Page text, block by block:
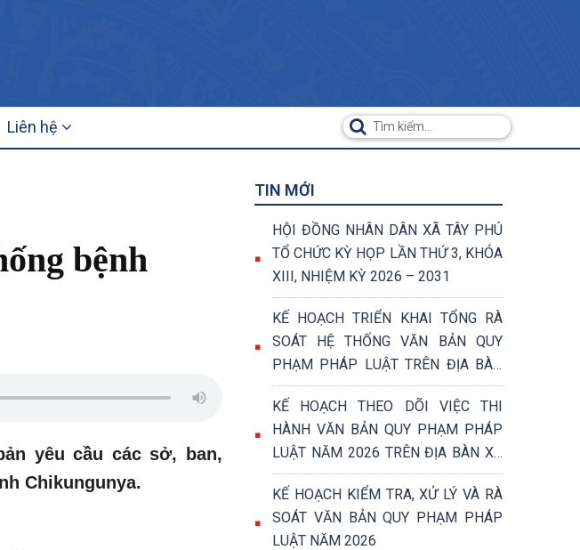
Liên hệ
bệnh
yêu cầu các sở, ban,
Chikungunya.
TIN MỚI
HỘI ĐỒNG NHÂN DÂN XÃ TÂY PHÚ
TỔ CHỨC KỲ HỌP LẦN THỨ 3, KHÓA
XIII, NHIỆM KỲ 2026 – 2031
KẾ HOẠCH TRIỂN KHAI TỔNG RÀ
SOÁT HỆ THỐNG VĂN BẢN QUY
PHẠM PHÁP LUẬT TRÊN ĐỊA BÀN
XÃ TÂY PHÚ NĂM 2026
KẾ HOẠCH THEO DÕI VIỆC THI
HÀNH VĂN BẢN QUY PHẠM PHÁP
LUẬT NĂM 2026 TRÊN ĐỊA BÀN XÃ
TÂY PHÚ
KẾ HOẠCH KIỂM TRA, XỬ LÝ VÀ RÀ
SOÁT VĂN BẢN QUY PHẠM PHÁP
LUẬT NĂM 2026